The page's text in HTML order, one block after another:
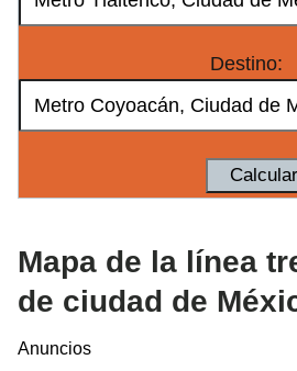
Destino:
Mapa de la línea
de ciudad de
Anuncios